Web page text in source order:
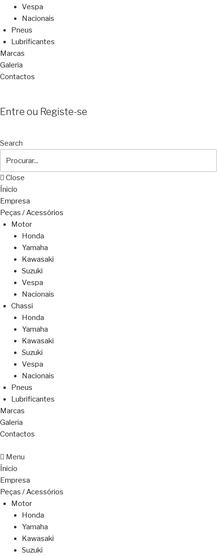
Vespa
Nacionais
Pneus
Lubrificantes
Marcas
Galeria
Contactos
Entre ou Registe-se
Search
Close
Ínicio
Empresa
Peças / Acessórios
Motor
Honda
Yamaha
Kawasaki
Suzuki
Vespa
Nacionais
Chassi
Honda
Yamaha
Kawasaki
Suzuki
Vespa
Nacionais
Pneus
Lubrificantes
Marcas
Galeria
Contactos
Menu
Ínicio
Empresa
Peças / Acessórios
Motor
Honda
Yamaha
Kawasaki
Suzuki